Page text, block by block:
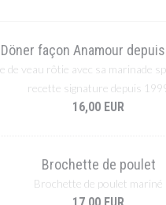
Döner façon Anamour
de veau rôtie avec sa marinade
recette signature depuis
16,00 EUR
Brochette de poulet
Brochette de poulet mariné